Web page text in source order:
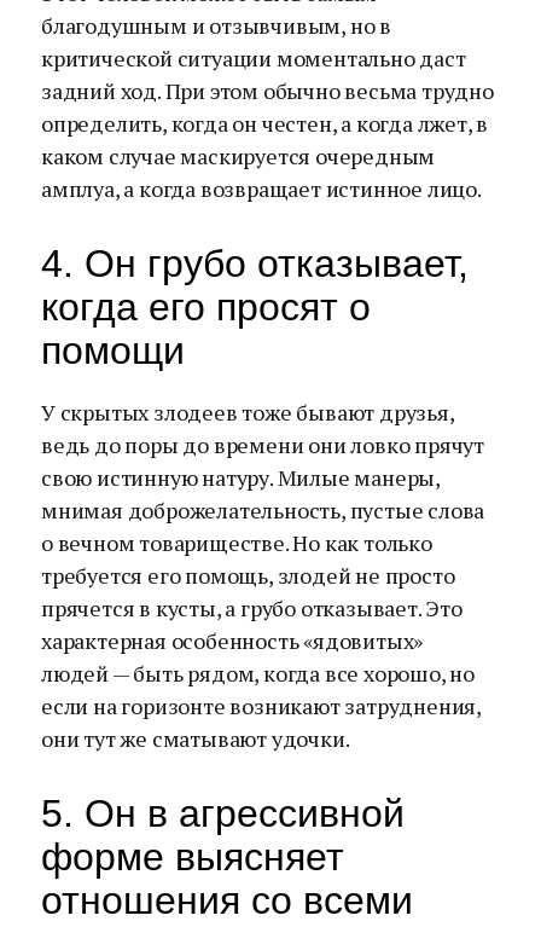
благодушным и отзывчивым, но в
критической ситуации моментально даст
задний ход. При этом обычно весьма трудно
определить, когда он честен, а когда лжет, в
каком случае маскируется очередным
амплуа, а когда возвращает истинное лицо.
4. Он грубо отказывает,
когда его просят о
помощи
У скрытых злодеев тоже бывают друзья,
ведь до поры до времени они ловко прячут
свою истинную натуру. Милые манеры,
мнимая доброжелательность, пустые слова
о вечном товариществе. Но как только
требуется его помощь, злодей не просто
прячется в кусты, а грубо отказывает. Это
характерная особенность «ядовитых»
людей — быть рядом, когда все хорошо, но
если на горизонте возникают затруднения,
они тут же сматывают удочки.
5. Он в агрессивной
форме выясняет
отношения со всеми